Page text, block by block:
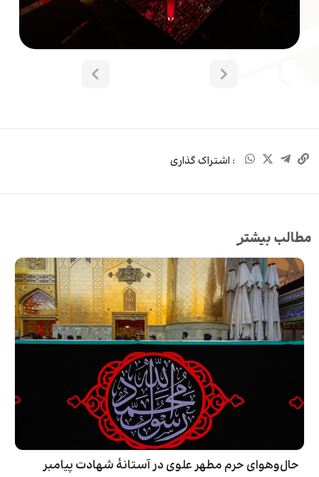
: اشتراک گذاری
مطالب بیشتر
حال‌وهوای حرم مطهر علوی در آستانۀ شهادت پیامبر